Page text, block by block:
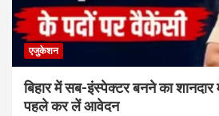
एजुकेशन
बिहार में सब-इंस्पेक्टर बनने का
पहले कर लें आवेदन